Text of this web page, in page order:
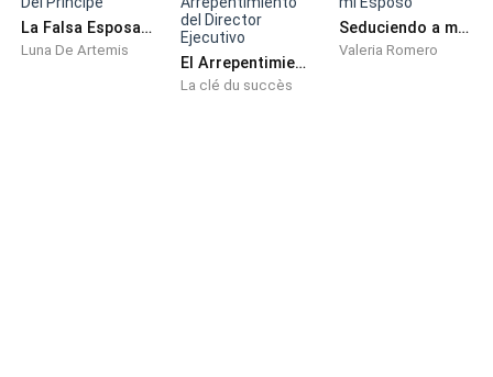
La Falsa Esposa Del Principe
Luna De Artemis
El Arrepentimiento del Director Ejecutivo
La clé du succès
Seduciendo a mi Esposo
Valeria Romero